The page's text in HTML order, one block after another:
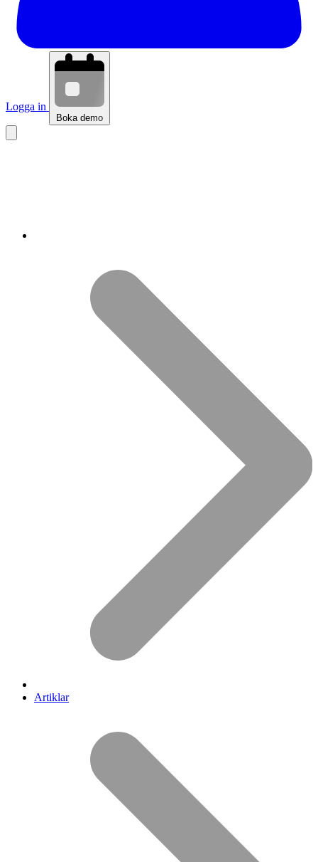
Logga in
Boka demo
Artiklar